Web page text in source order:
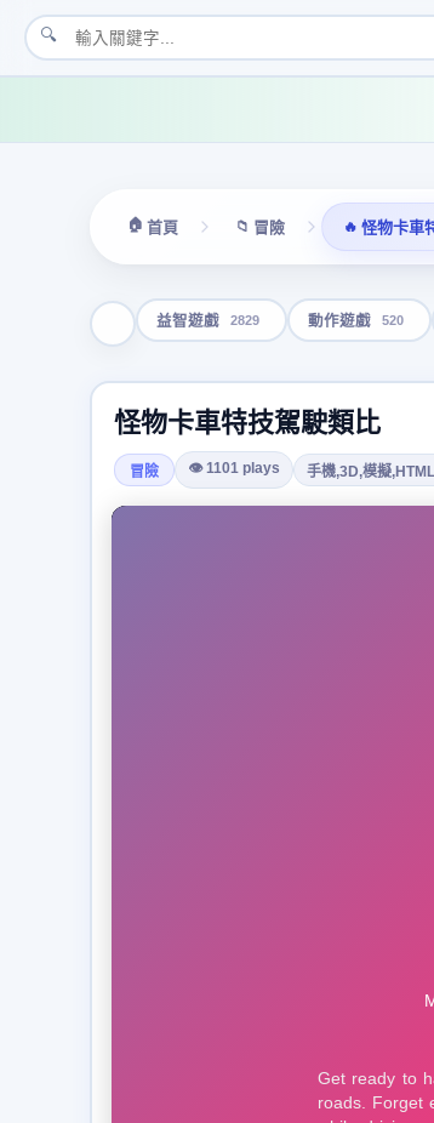
🔍
🏠 首頁 📁 冒險 🔥 怪物卡車
益智遊戲 2829 動作遊戲 520
怪物卡車特技駕駛類比
冒險 👁 1101 plays 手機,3D,模擬